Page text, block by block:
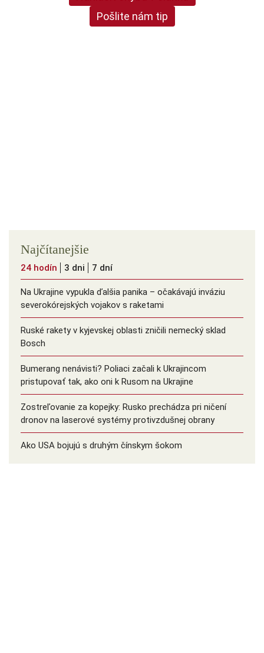
Pošlite nám tip
Najčítanejšie
24 hodín 3 dni 7 dní
Na Ukrajine vypukla ďalšia panika – očakávajú inváziu
severokórejských vojakov s raketami
Ruské rakety v kyjevskej oblasti zničili nemecký sklad
Bosch
Bumerang nenávisti? Poliaci začali k Ukrajincom
pristupovať tak, ako oni k Rusom na Ukrajine
Zostreľovanie za kopejky: Rusko prechádza pri ničení
dronov na laserové systémy protivzdušnej obrany
Ako USA bojujú s druhým čínskym šokom